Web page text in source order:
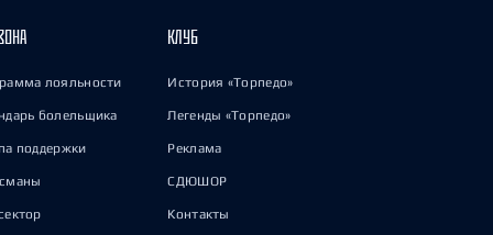
лояльности
болельщика
поддержки
КЛУБ
История «Торпедо»
Легенды «Торпедо»
Реклама
СДЮШОР
Контакты